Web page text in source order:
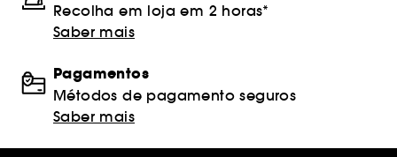
Recolha em loja em 2 horas*
Saber mais
Pagamentos
Métodos de pagamento seguros
Saber mais